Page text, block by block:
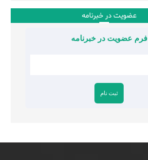
عضویت در خبرنامه
فرم عضویت در خبرنامه